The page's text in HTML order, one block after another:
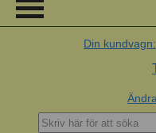
Din kundvagn: